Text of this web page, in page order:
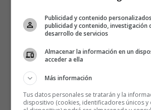
Publicidad y contenido
publicidad y contenido, investigación
desarrollo de servicios
Almacenar la información en un
acceder a ella
Más información
Tus datos personales se tratarán y la
dispositivo (cookies, identificadores únicos y